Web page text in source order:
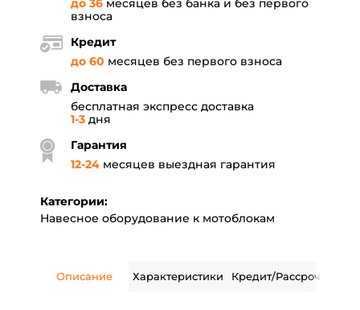
до 36 месяцев без банка и без первого
взноса
Кредит
до 60 месяцев без первого взноса
Доставка
бесплатная экспресс доставка
1-3 дня
Гарантия
12-24 месяцев выездная гарантия
Категории:
Навесное оборудование к мотоблокам
Описание Характеристики Кредит/Рассрочка